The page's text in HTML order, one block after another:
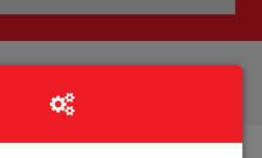
17
donaties